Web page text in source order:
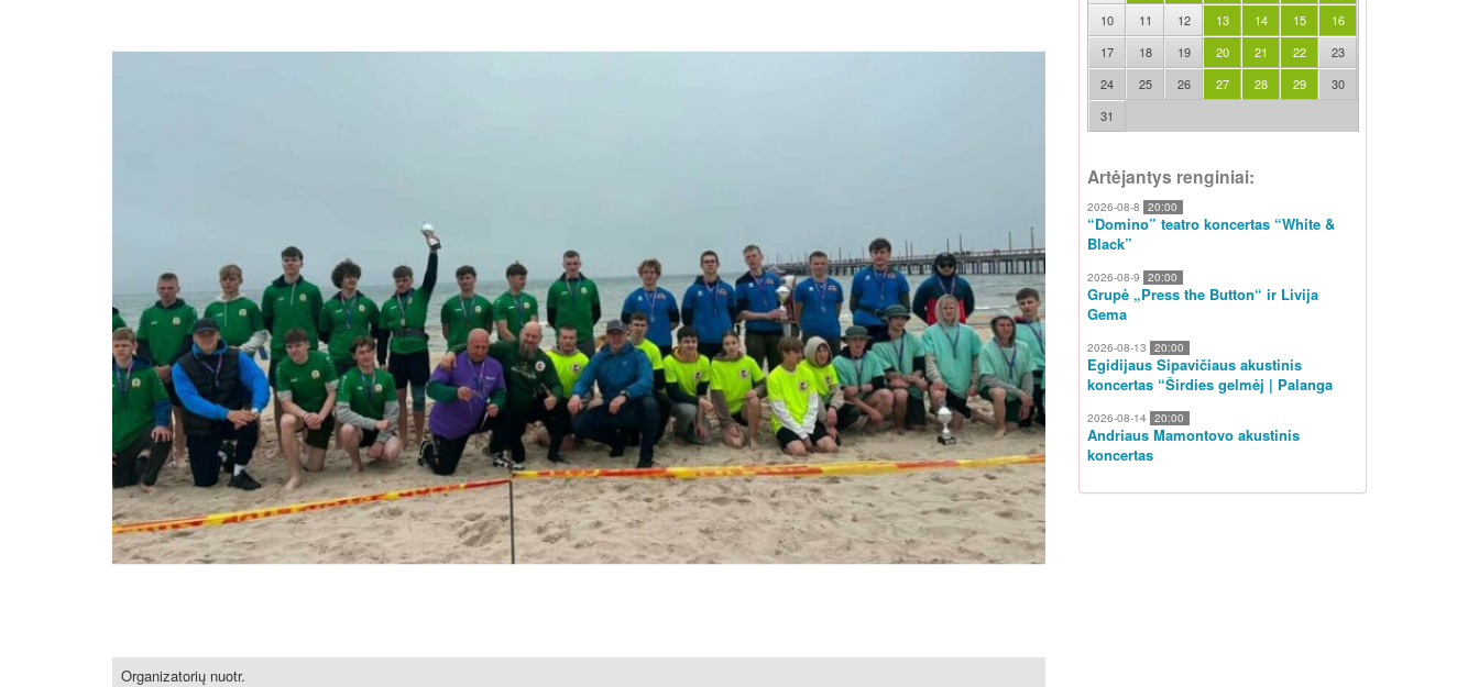
Organizatorių nuotr.
10
11 12 13 14 15
16
17
18 19 20 21 22
23
24
25 26 27 28 29
30
31
Artėjantys renginiai:
2026-08-8 20:00
“Domino” teatro koncertas “White &
Black”
2026-08-9 20:00
Grupė „Press the Button“ ir Livija
Gema
2026-08-13 20:00
Egidijaus Sipavičiaus akustinis
koncertas “Širdies gelmėj | Palanga
2026-08-14 20:00
Andriaus Mamontovo akustinis
koncertas